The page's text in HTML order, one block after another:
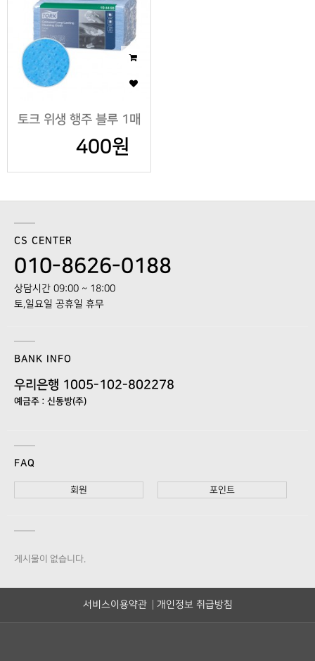
토크 위생 행주 블루 1매
400원
CS CENTER
010-8626-0188
상담시간 09:00 ~ 18:00
토,일요일 공휴일 휴무
BANK INFO
우리은행 1005-102-802278
예금주 : 신동방(주)
FAQ
회원 포인트
게시물이 없습니다.
서비스이용약관 개인정보 취급방침